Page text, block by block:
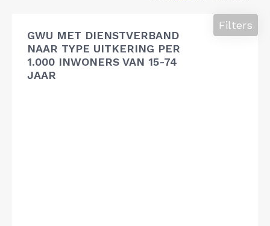
GWU MET DIENSTVERBAND
NAAR TYPE UITKERING PER
1.000 INWONERS VAN 15-74
JAAR
Filters